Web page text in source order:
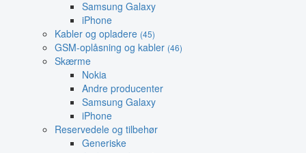
Samsung Galaxy
iPhone
Kabler og opladere (45)
GSM-oplåsning og kabler (46)
Skærme
Nokia
Andre producenter
Samsung Galaxy
iPhone
Reservedele og tilbehør
Generiske